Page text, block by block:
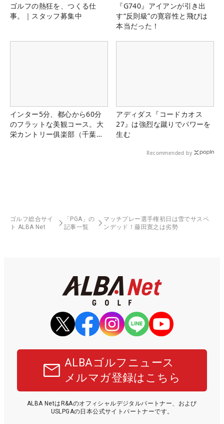
ゴルフの熱狂を、つくる仕
事。｜スタッフ募集中
『G740』アイアンが引き出
す“反則級”の寛容性と飛びは
本当だった！
インター5分、都心から60分
のフラットな美観コース。大
栄カントリー俱楽部（千葉
アディダス『コードカオス
27』は強烈な蹴りでパワーを
生む
Recommended by
ゴルフ総合サイ
ト ALBA Net
「PGA」の
記事一覧
マッチプレー選手権初日は雪でサスペ
ンデッド！藤田寛之は劣勢
ALBAゴルフニュース
メルマガ登録はこちら
ALBA NetはR&Aのオフィシャルデジタルパートナー、および
USLPGAの日本公式サイトパートナーです。